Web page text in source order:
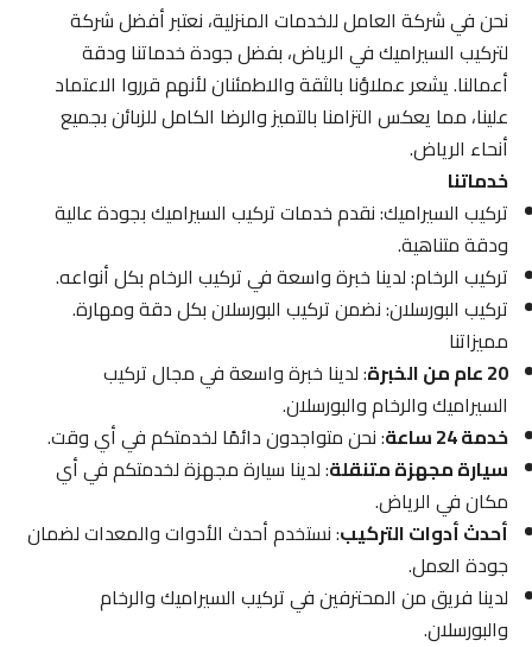
نحن في شركة العامل للخدمات المنزلية، نعتبر أفضل شركة
لتركيب السيراميك في الرياض، بفضل جودة خدماتنا ودقة
أعمالنا. يشعر عملاؤنا بالثقة والاطمئنان لأنهم قرروا الاعتماد
علينا، مما يعكس التزامنا بالتميز والرضا الكامل للزبائن بجميع
أنحاء الرياض.
خدماتنا
تركيب السيراميك: نقدم خدمات تركيب السيراميك بجودة عالية
ودقة متناهية.
تركيب الرخام: لدينا خبرة واسعة في تركيب الرخام بكل أنواعه.
تركيب البورسلان: نضمن تركيب البورسلان بكل دقة ومهارة.
مميزاتنا
20 عام من الخبرة
: لدينا خبرة واسعة في مجال تركيب
السيراميك والرخام والبورسلان.
خدمة 24 ساعة
: نحن متواجدون دائمًا لخدمتكم في أي وقت.
سيارة مجهزة متنقلة: لدينا سيارة مجهزة لخدمتكم في أي
مكان في الرياض.
أحدث أدوات التركيب: نستخدم أحدث الأدوات والمعدات لضمان
جودة العمل.
لدينا فريق من المحترفين في تركيب السيراميك والرخام
والبورسلان.